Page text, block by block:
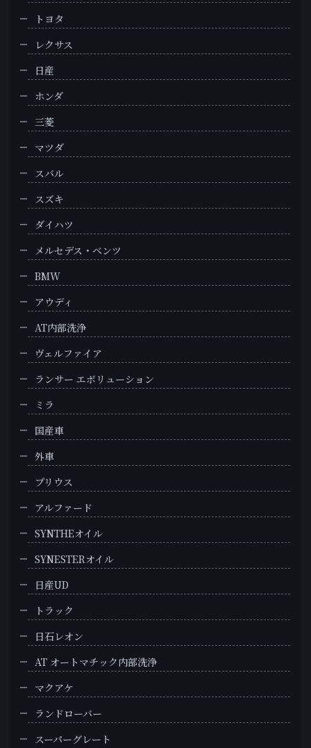
トヨタ
レクサス
日産
ホンダ
三菱
マツダ
スバル
スズキ
ダイハツ
メルセデス・ベンツ
BMW
アウディ
AT内部洗浄
ヴェルファイア
ランサー エボリューション
ミラ
国産車
外車
プリウス
アルファード
SYNTHEオイル
SYNESTERオイル
日産UD
トラック
日石レオン
AT オートマチック内部洗浄
マクアケ
ランドローバー
スーパーグレート